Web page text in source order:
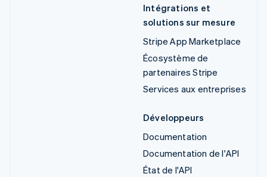
Intégrations et
solutions sur mesure
Stripe App Marketplace
Écosystème de
partenaires Stripe
Services aux entreprises
Développeurs
Documentation
Documentation de l'API
État de l'API